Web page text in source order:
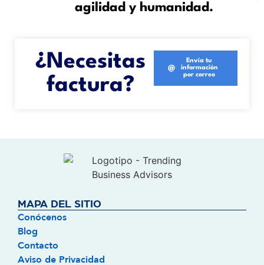
agilidad y humanidad.
¿Necesitas
factura?
Envía tu
información
por correo
MAPA DEL SITIO
Conócenos
Blog
Contacto
Aviso de Privacidad